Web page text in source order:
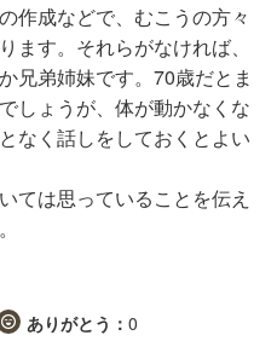
作成などで、むこうの方々
ます。それらがなければ、
兄弟姉妹です。70歳だとま
しょうが、体が動かなくな
なく話しをしておくとよい
ては思っていることを伝え
ありがとう： 0